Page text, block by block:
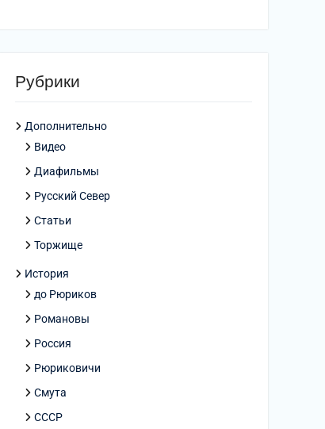
Рубрики
Дополнительно
Видео
Диафильмы
Русский Север
Статьи
Торжище
История
до Рюриков
Романовы
Россия
Рюриковичи
Смута
СССР